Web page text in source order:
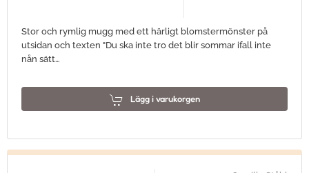
Stor och rymlig mugg med ett härligt blomstermönster på
utsidan och texten "Du ska inte tro det blir sommar ifall inte
nån sätt…
Lägg i varukorgen